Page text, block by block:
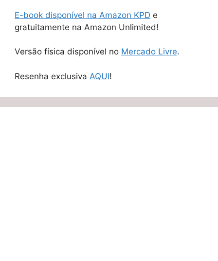
E-book disponível na Amazon KPD e
gratuitamente na Amazon Unlimited!
Versão física disponível no Mercado Livre.
Resenha exclusiva AQUI!